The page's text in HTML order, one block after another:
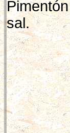
sal.